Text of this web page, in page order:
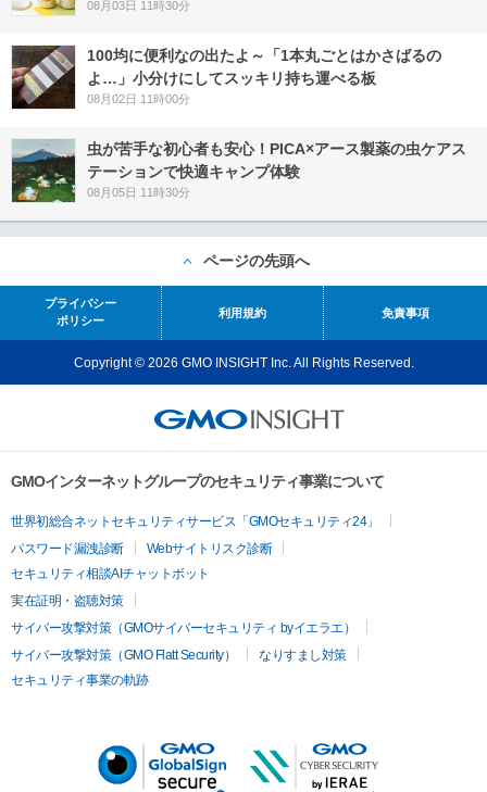
08月03日 11時30分
100均に便利なの出たよ～「1本丸ごとはかさばるの
よ…」小分けにしてスッキリ持ち運べる板
08月02日 11時00分
虫が苦手な初心者も安心！PICA×アース製薬の虫ケアス
テーションで快適キャンプ体験
08月05日 11時30分
ページの先頭へ
プライバシー
ポリシー
利用規約 免責事項
Copyright © 2026 GMO INSIGHT Inc. All Rights Reserved.
GMOインターネットグループのセキュリティ事業について
世界初総合ネットセキュリティサービス「GMOセキュリティ24」
パスワード漏洩診断
Webサイトリスク診断
セキュリティ相談AIチャットボット
実在証明・盗聴対策
サイバー攻撃対策（GMOサイバーセキュリティ byイエラエ）
サイバー攻撃対策（GMO Flatt Security）
なりすまし対策
セキュリティ事業の軌跡